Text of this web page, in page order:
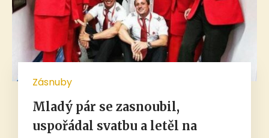
Zásnuby
Mladý pár se zasnoubil,
uspořádal svatbu a letěl na